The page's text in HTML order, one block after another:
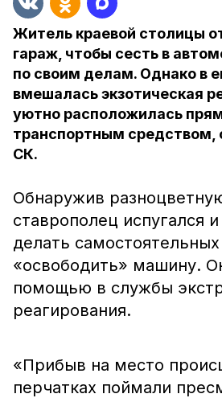
Житель краевой столицы
гараж, чтобы сесть в
по своим делам. Однако в
вмешалась экзотическая
уютно расположилась
транспортным
СК.
Обнаружив
ставрополец испугался
делать
«освободить» машину.
помощью в службы
реагирования.
«Прибыв на место
перчатках поймали